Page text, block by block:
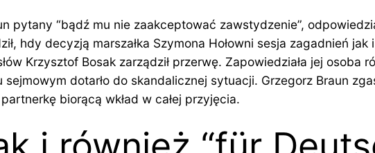
pytany “bądź mu nie zaakceptować zawstydzenie”,
hdy decyzją marszałka Szymona Hołowni sesja zagadnień
Krzysztof Bosak zarządził przerwę. Zapowiedziała jej osoba
dotarło do skandalicznej sytuacji. Grzegorz Braun
biorącą wkład w całej przyjęcia.